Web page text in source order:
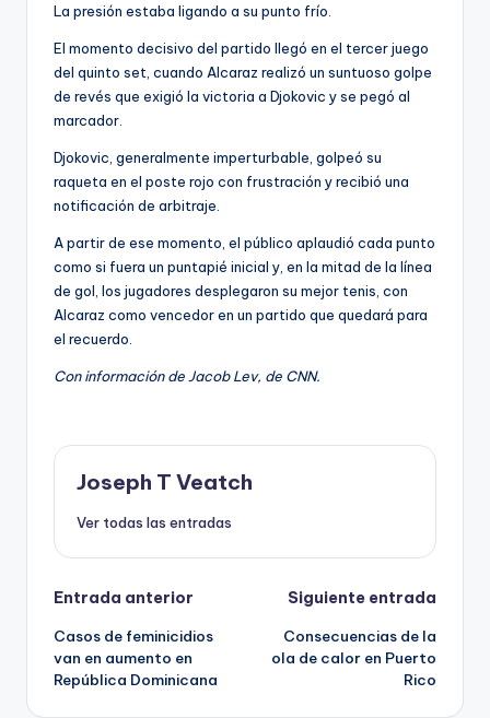
La presión estaba ligando a su punto frío.
El momento decisivo del partido llegó en el tercer juego
del quinto set, cuando Alcaraz realizó un suntuoso golpe
de revés que exigió la victoria a Djokovic y se pegó al
marcador.
Djokovic, generalmente imperturbable, golpeó su
raqueta en el poste rojo con frustración y recibió una
notificación de arbitraje.
A partir de ese momento, el público aplaudió cada punto
como si fuera un puntapié inicial y, en la mitad de la línea
de gol, los jugadores desplegaron su mejor tenis, con
Alcaraz como vencedor en un partido que quedará para
el recuerdo.
Con información de Jacob Lev, de CNN.
Joseph T Veatch
Ver todas las entradas
Navegación
de
entradas
Entrada anterior
Casos de feminicidios
van en aumento en
República Dominicana
Siguiente entrada
Consecuencias de la
ola de calor en Puerto
Rico